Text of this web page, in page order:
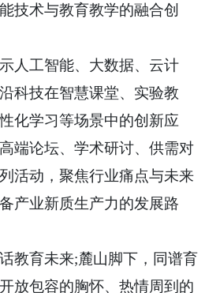
技术与教育教学的融合创
工智能、大数据、云计
科技在智慧课堂、实验教
化学习等场景中的创新应
端论坛、学术研讨、供需对
活动，聚焦行业痛点与未来
产业新质生产力的发展路
育未来;麓山脚下，同谱育
放包容的胸怀、热情周到的